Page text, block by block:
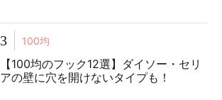
3 100均
【100均のフック12選】ダイソー・セリ
アの壁に穴を開けないタイプも！